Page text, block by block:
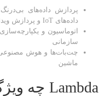
پردازش داده‌های
داده‌های IoT و پردازش ویدئو
اتوماسیون و
سازمانی
چت‌بات‌ها و هوش مصنوعی:
ماشین
Lambda چه